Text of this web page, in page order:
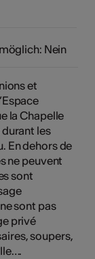
Nein
et
la Chapelle
les
En dehors de
ne peuvent
sont
sont pas
privé
soupers,